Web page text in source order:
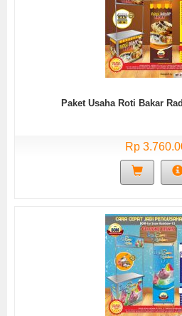
Paket Usaha Roti Bakar
Rp